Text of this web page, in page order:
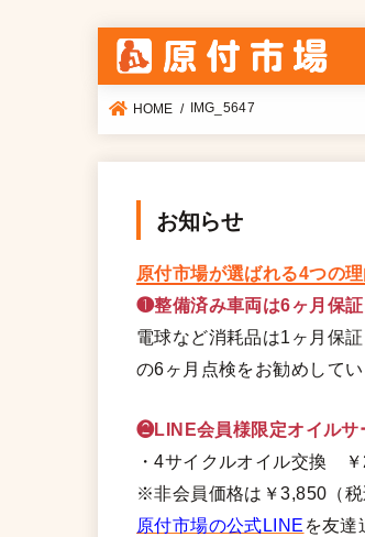
HOME IMG_5647
お知らせ
原付市場が選ばれる4つの理
❶整備済み車両は6ヶ月保証
電球など消耗品は1ヶ月保
の6ヶ月点検をお勧めしてい
❷LINE会員様限定オイルサ
・4サイクルオイル交換
※非会員価格は￥3,850（税
原付市場の公式LINE を友達